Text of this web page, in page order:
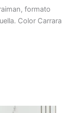
formato
Color Carrara